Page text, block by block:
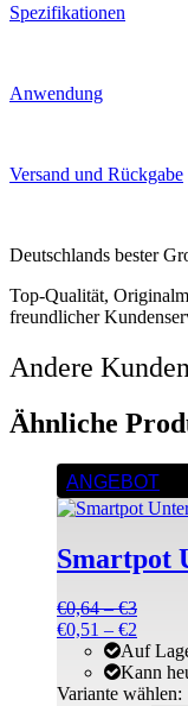
Spezifikationen
Anwendung
Versand und Rückgabe
Deutschlands bester
Top-Qualität,
freundlicher
Andere
Ähnliche
ANGEBOT
Smartpot
€0,64 –€3
bis
€3
€0,51 – €2
€0,51
bis
€2
Auf
Kann
Variante wählen:
Dieses
Produkt
weist
Varianten
auf.
Die
Optionen
können
der